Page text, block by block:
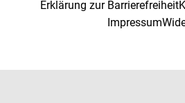
Erklärung zur Barrierefreiheit
Impressum